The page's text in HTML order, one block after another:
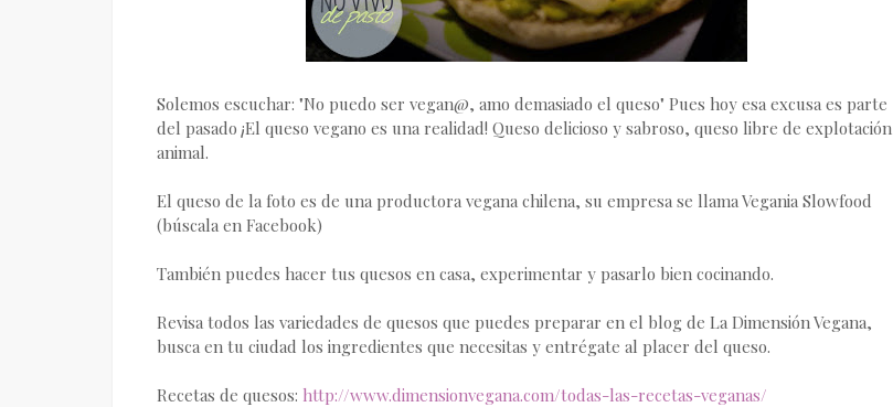
Solemos escuchar: "No puedo ser vegan@, amo demasiado el queso" Pues hoy esa excusa es parte
del pasado ¡El queso vegano es una realidad! Queso delicioso y sabroso, queso libre de explotación
animal.
El queso de la foto es de una productora vegana chilena, su empresa se llama Vegania Slowfood
(búscala en Facebook)
También puedes hacer tus quesos en casa, experimentar y pasarlo bien cocinando.
Revisa todos las variedades de quesos que puedes preparar en el blog de La Dimensión Vegana,
busca en tu ciudad los ingredientes que necesitas y entrégate al placer del queso.
Recetas de quesos: http://www.dimensionvegana.com/todas-las-recetas-veganas/